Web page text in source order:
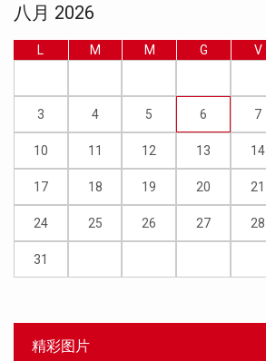
八月 2026
L M M G V
3 4 5 6 7
10 11 12 13 14
17 18 19 20 21
24 25 26 27 28
31
精彩图片